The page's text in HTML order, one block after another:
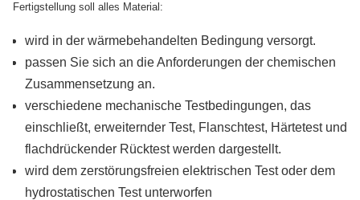
Fertigstellung soll alles Material:
wird in der wärmebehandelten Bedingung versorgt.
passen Sie sich an die Anforderungen der chemischen
Zusammensetzung an.
verschiedene mechanische Testbedingungen, das
einschließt, erweiternder Test, Flanschtest, Härtetest und
flachdrückender Rücktest werden dargestellt.
wird dem zerstörungsfreien elektrischen Test oder dem
hydrostatischen Test unterworfen